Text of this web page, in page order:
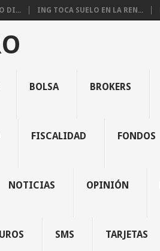
DI... ING TOCA SUELO EN LA REN...
BOLSA BROKERS
FISCALIDAD FONDOS
NOTICIAS OPINIÓN
SMS TARJETAS